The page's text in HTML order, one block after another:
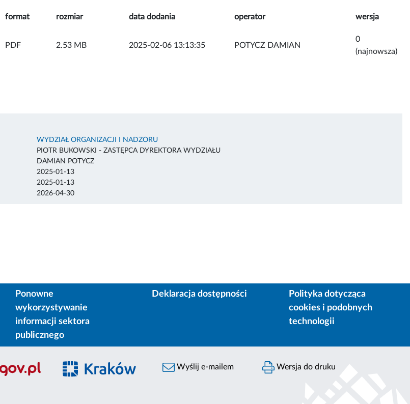
format rozmiar data dodania operator wersja
PDF 2.53 MB 2025-02-06 13:13:35 POTYCZ DAMIAN
0
(najnowsza)
WYDZIAŁ ORGANIZACJI I NADZORU
PIOTR BUKOWSKI - ZASTĘPCA DYREKTORA WYDZIAŁU
DAMIAN POTYCZ
2025-01-13
2025-01-13
2026-04-30
Ponowne
wykorzystywanie
informacji sektora
publicznego
Deklaracja dostępności
Polityka dotycząca
cookies i podobnych
technologii
Wyślij e-mailem Wersja do druku